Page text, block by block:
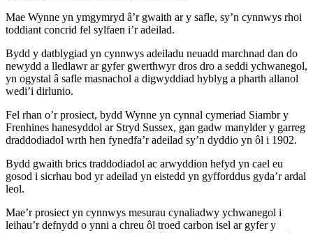
Mae Wynne yn ymgymryd â’r gwaith ar y safle, sy’n cynnwys rhoi
toddiant concrid fel sylfaen i’r adeilad.
Bydd y datblygiad yn cynnwys adeiladu neuadd marchnad dan do
newydd a lledlawr ar gyfer gwerthwyr dros dro a seddi ychwanegol,
yn ogystal â safle masnachol a digwyddiad hyblyg a pharth allanol
wedi’i dirlunio.
Fel rhan o’r prosiect, bydd Wynne yn cynnal cymeriad Siambr y
Frenhines hanesyddol ar Stryd Sussex, gan gadw manylder y garreg
draddodiadol wrth hen fynedfa’r adeilad sy’n dyddio yn ôl i 1902.
Bydd gwaith brics traddodiadol ac arwyddion hefyd yn cael eu
gosod i sicrhau bod yr adeilad yn eistedd yn gyfforddus gyda’r ardal
leol.
Mae’r prosiect yn cynnwys mesurau cynaliadwy ychwanegol i
leihau’r defnydd o ynni a chreu ôl troed carbon isel ar gyfer y